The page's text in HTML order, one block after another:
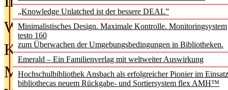
„Knowledge Unlatched ist der bessere DEAL”
Minimalistisches Design. Maximale Kontrolle. Monitoringsystem
testo 160
zum Überwachen der Umgebungsbedingungen in Bibliotheken.
Emerald – Ein Familienverlag mit weltweiter Auswirkung
Hochschulbibliothek Ansbach als erfolgreicher Pionier im
bibliothecas neuem Rückgabe- und Sortiersystem flex AMH™
Was Hochschul­bibliotheken von
Kinder in der digitalen Welt
Metadaten als Infrastruktur